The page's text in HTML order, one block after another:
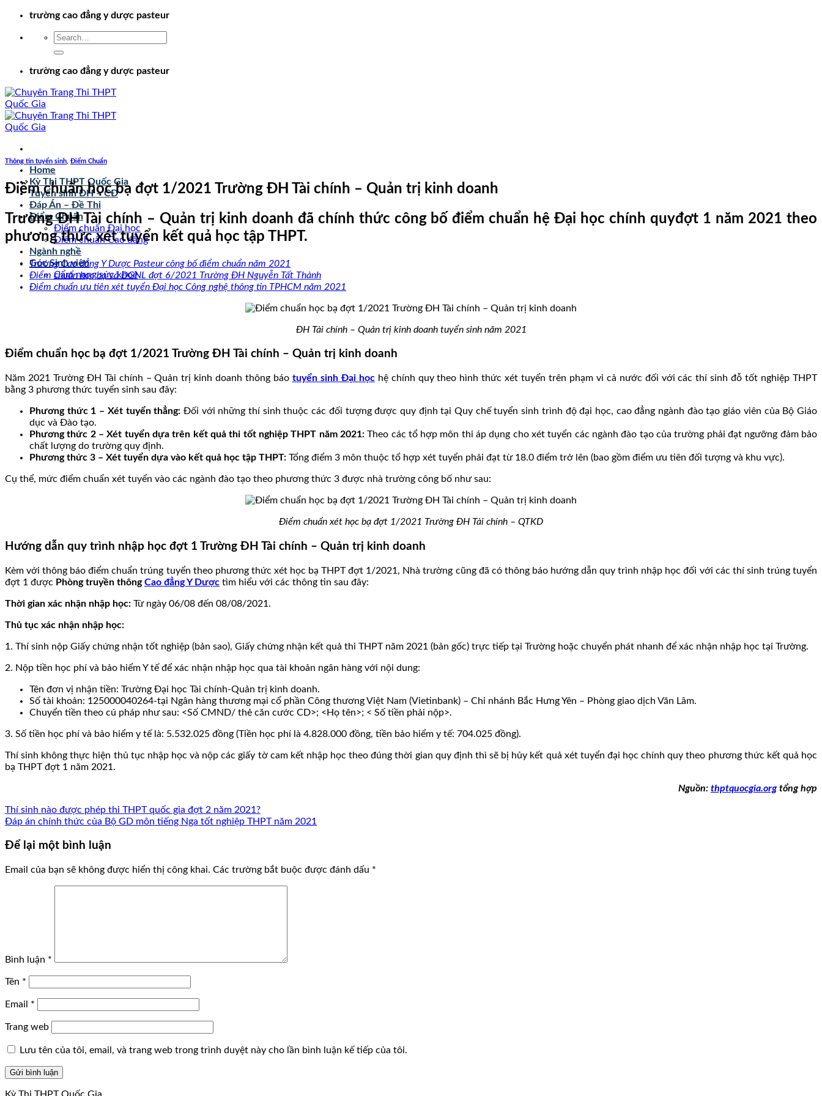
Chuyểntrường cao đẳng y dược pasteur
trường cao đẳng y dược pasteur
Home
Kỳ Thi THPT Quốc Gia
Tuyển sinh ĐH – CĐ
Đáp Án – Đề Thi
Điểm Chuẩn
Điểm chuẩn Đại học
Điểm chuẩn Cao đẳng
Ngành nghề
Góc Sinh viên
Cẩm nang sức khoẻ
Thông tin tuyển sinh Điểm Chuẩn
Điểm chuẩn học bạ đợt 1/2021 Trường ĐH Tài chính – Quản trị kinh doanh
Trường ĐH Tài chính – Quản trị kinh doanh đã chính thức công bố điểm chuẩn hệ Đại học chính quyđợt 1 năm 2021 theo
phương thức xét tuyển kết quả học tập THPT.
Trường Cao đẳng Y Dược Pasteur công bố điểm chuẩn năm 2021
Điểm chuẩn học bạ và ĐGNL đợt 6/2021 Trường ĐH Nguyễn Tất Thành
Điểm chuẩn ưu tiên xét tuyển Đại học Công nghệ thông tin TPHCM năm 2021
ĐH Tài chính – Quản trị kinh doanh tuyển sinh năm 2021
Điểm chuẩn học bạ đợt 1/2021 Trường ĐH Tài chính – Quản trị kinh doanh
Năm 2021 Trường ĐH Tài chính – Quản trị kinh doanh thông báo tuyển sinh Đại họchệ chính quy theo hình thức xét tuyển trên phạm vi cả nước đối với các thí sinh đỗ tốt nghiệp THPT
bằng 3 phương thức tuyển sinh sau đây:
Phương thức 1 – Xét tuyển thẳng: Đối với những thí sinh thuộc các đối tượng được quy định tại Quy chế tuyển sinh trình độ đại học, cao đẳng ngành đào tạo giáo viên của Bộ Giáo
dục và Đào tạo.
Phương thức 2 – Xét tuyển dựa trên kết quả thi tốt nghiệp THPT năm 2021:Theo các tổ hợp môn thi áp dụng cho xét tuyển các ngành đào tạo của trường phải đạt ngưỡng đảm bảo
chất lượng do trường quy định.
Phương thức 3 – Xét tuyển dựa vào kết quả học tập THPT: Tổng điểm 3 môn thuộc tổ hợp xét tuyển phải đạt từ 18.0 điểm trở lên (bao gồm điểm ưu tiên đối tượng và khu vực).
Cụ thể, mức điểm chuẩn xét tuyển vào các ngành đào tạo theo phương thức 3 được nhà trường công bố như sau:
Điểm chuẩn xét học bạ đợt 1/2021 Trường ĐH Tài chính – QTKD
Hướng dẫn quy trình nhập học đợt 1 Trường ĐH Tài chính – Quản trị kinh doanh
Kèm với thông báo điểm chuẩn trúng tuyển theo phương thức xét học bạ THPT đợt 1/2021, Nhà trường cũng đã có thông báo hướng dẫn quy trình nhập học đối với các thí sinh trúng tuyển
đợt 1 được Phòng truyền thôngCao đẳng Y Dược tìm hiểu với các thông tin sau đây:
Thời gian xác nhận nhập học: Từ ngày 06/08 đến 08/08/2021.
Thủ tục xác nhận nhập học:
1. Thí sinh nộp Giấy chứng nhận tốt nghiệp (bản sao), Giấy chứng nhận kết quả thi THPT năm 2021 (bản gốc) trực tiếp tại Trường hoặc chuyển phát nhanh để xác nhận nhập học tại Trường.
2. Nộp tiền học phí và bảo hiểm Y tế để xác nhận nhập học qua tài khoản ngân hàng với nội dung:
Tên đơn vị nhận tiền: Trường Đại học Tài chính-Quản trị kinh doanh.
Số tài khoản: 125000040264-tại Ngân hàng thương mại cổ phần Công thương Việt Nam (Vietinbank) – Chi nhánh Bắc Hưng Yên – Phòng giao dịch Văn Lâm.
Chuyển tiền theo cú pháp như sau: <Số CMND/ thẻ căn cước CD>; <Họ tên>; < Số tiền phải nộp>.
3. Số tiền học phí và bảo hiểm y tế là: 5.532.025 đồng (Tiền học phí là 4.828.000 đồng, tiền bảo hiểm y tế: 704.025 đồng).
Thí sinh không thực hiện thủ tục nhập học và nộp các giấy tờ cam kết nhập học theo đúng thời gian quy định thì sẽ bị hủy kết quả xét tuyển đại học chính quy theo phương thức kết quả học
bạ THPT đợt 1 năm 2021.
Nguồn: thptquocgia.orgtổng hợp
Thí sinh nào được phép thi THPT quốc gia đợt 2 năm 2021?
Đáp án chính thức của Bộ GD môn tiếng Nga tốt nghiệp THPT năm 2021
Để lại một bình luận
Email của bạn sẽ không được hiển thị công khai. Các trường bắt buộc được đánh dấu *
Bình luận *
Tên *
Email *
Trang web
Lưu tên của tôi, email, và trang web trong trình duyệt này cho lần bình luận kế tiếp của tôi.